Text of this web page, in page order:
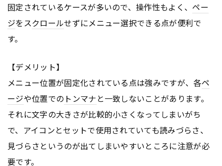
固定されているケースが多いので、操作性もよく、ペー
ジをスクロールせずにメニュー選択できる点が便利で
す。
【デメリット】
メニュー位置が固定化されている点は強みですが、各ペ
ージや位置での トンマナ と一致しないことがあります。
それに文字の大きさが比較的小さくなってしまいがち
で、アイコンとセットで使用されていても読みづらさ、
見づらさというのが出てしまいやすいところに注意が必
要です。